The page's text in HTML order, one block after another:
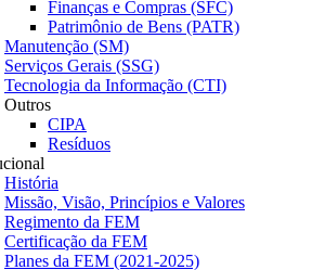
Finanças e Compras (SFC)
Patrimônio de Bens (PATR)
Manutenção (SM)
Serviços Gerais (SSG)
Tecnologia da Informação (CTI)
Outros
CIPA
Resíduos
História
Missão, Visão, Princípios e Valores
Regimento da FEM
Certificação da FEM
Planes da FEM (2021-2025)